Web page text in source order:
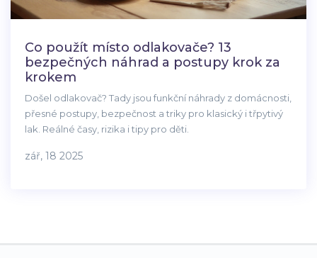
Co použít místo odlakovače? 13
bezpečných náhrad a postupy krok za
krokem
Došel odlakovač? Tady jsou funkční náhrady z domácnosti,
přesné postupy, bezpečnost a triky pro klasický i třpytivý
lak. Reálné časy, rizika i tipy pro děti.
zář, 18 2025